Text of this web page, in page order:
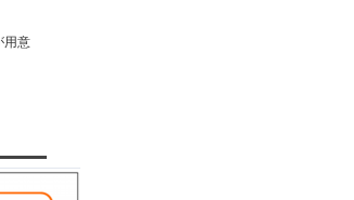
用意